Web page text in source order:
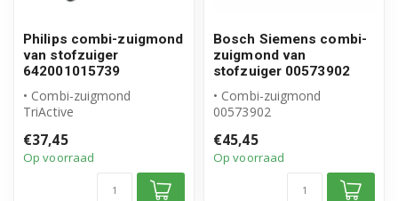
Philips combi-zuigmond
van stofzuiger
642001015739
• Combi-zuigmond
TriActive
• Type vloer: laminaat,...
€37,45
Op voorraad
Bosch Siemens combi-
zuigmond van
stofzuiger 00573902
• Combi-zuigmond
00573902
product
• Buisdiameter: 35...
€45,45
Op voorraad